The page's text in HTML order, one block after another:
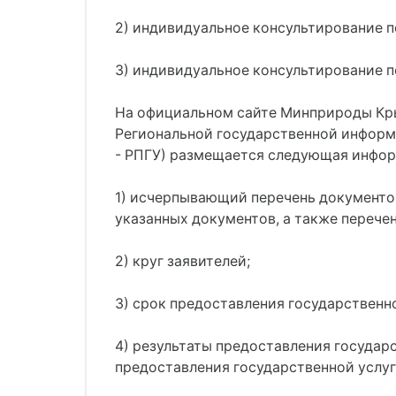
2) индивидуальное
3) индивидуальное консультирование
На официальном сайте Минприроды
Региональной государственной
- РПГУ) размещается следующая
1) исчерпывающий перечень
указанных документов, а также
2) круг заявителей;
3) срок предоставления
4) результаты предоставления
предоставления государственной